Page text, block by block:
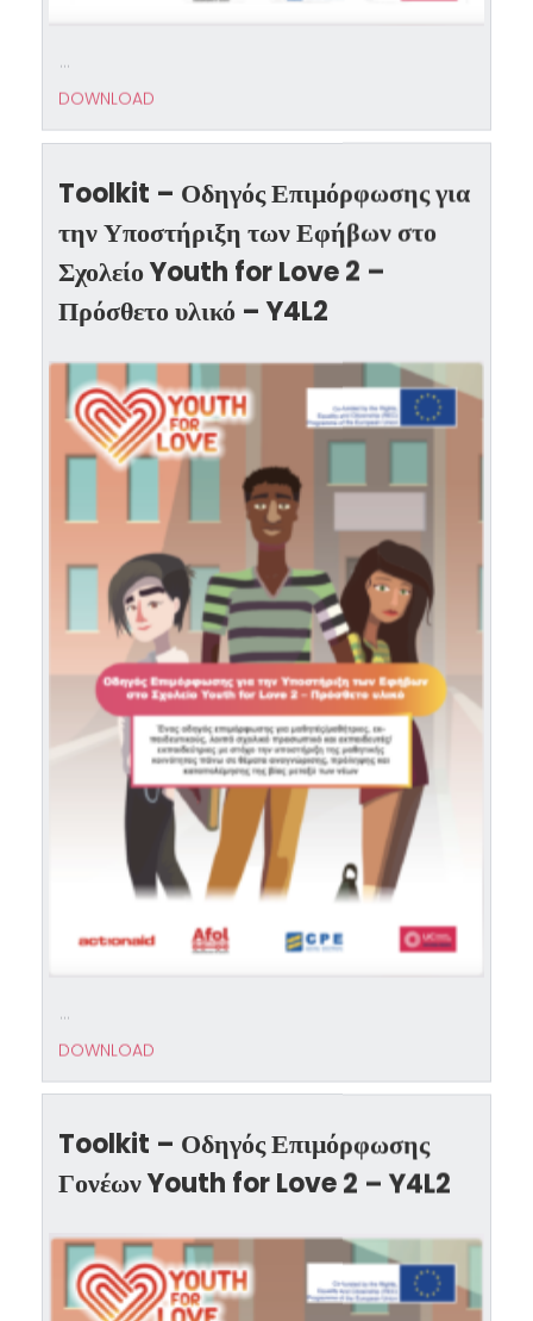
...
DOWNLOAD
Toolkit – Οδηγός Επιμόρφωσης για
την Υποστήριξη των Εφήβων στο
Σχολείο Youth for Love 2 –
Πρόσθετο υλικό – Y4L2
...
DOWNLOAD
Toolkit – Οδηγός Επιμόρφωσης
Γονέων Youth for Love 2 – Y4L2